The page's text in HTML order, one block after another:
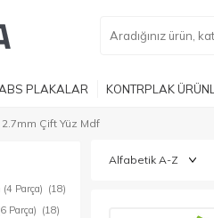
PLAKALAR KONTRPLAK
2.7mm Çift Yüz Mdf
Parça) (18)
Parça) (18)